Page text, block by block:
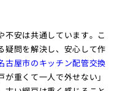
不安は共通しています。こ
疑問を解決し、安心して作
古屋市のキッチン配管交換
が重くて一人で外せない」